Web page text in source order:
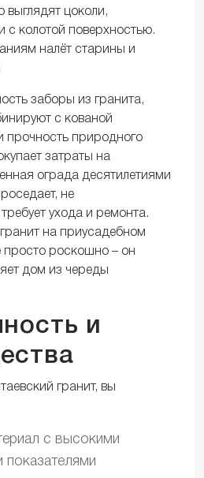
цоколи,
с колотой поверхностью.
налёт старины и
заборы из гранита,
с кованой
прочность природного
затраты на
ограда десятилетиями
не
ухода и ремонта.
на приусадебном
просто роскошно – он
дом из череды
и
гранит, вы
с высокими
показателями